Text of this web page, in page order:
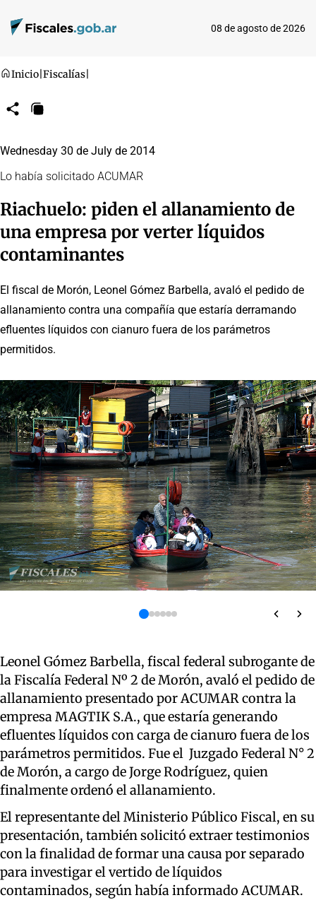
08 de agosto de 2026
Inicio Fiscalías
CompartirCopiar
Wednesday 30 de July de 2014
Lo había solicitado ACUMAR
Riachuelo: piden el allanamiento de
una empresa por verter líquidos
contaminantes
El fiscal de Morón, Leonel Gómez Barbella, avaló el pedido de
allanamiento contra una compañía que estaría derramando
efluentes líquidos con cianuro fuera de los parámetros
permitidos.
Leonel Gómez Barbella, fiscal federal subrogante de
la Fiscalía Federal Nº 2 de Morón, avaló el pedido de
allanamiento presentado por ACUMAR contra la
empresa MAGTIK S.A., que estaría generando
efluentes líquidos con carga de cianuro fuera de los
parámetros permitidos. Fue el Juzgado Federal N° 2
de Morón, a cargo de Jorge Rodríguez, quien
finalmente ordenó el allanamiento.
El representante del Ministerio Público Fiscal, en su
presentación, también solicitó extraer testimonios
con la finalidad de formar una causa por separado
para investigar el vertido de líquidos
contaminados, según había informado ACUMAR.